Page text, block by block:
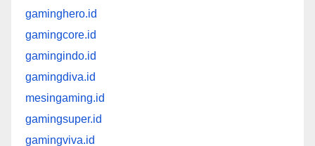
gaminghero.id
gamingcore.id
gamingindo.id
gamingdiva.id
mesingaming.id
gamingsuper.id
gamingviva.id